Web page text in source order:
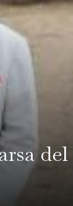
del